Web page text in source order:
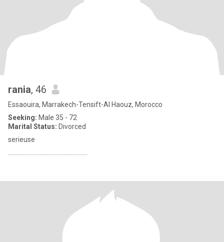
rania, 46
Essaouira, Marrakech-Tensift-Al Haouz, Morocco
Seeking: Male 35 - 72
Marital Status: Divorced
serieuse